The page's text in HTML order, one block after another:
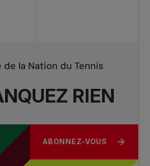
RIEN
la Nation du Tennis
ABONNEZ-VOUS